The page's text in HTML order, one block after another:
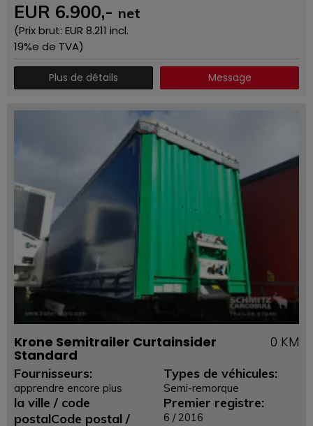
EUR 6.900,- net
(Prix ​​brut: EUR 8.211 incl.
19%e de TVA)
Plus de détails Message
Krone Semitrailer Curtainsider
Standard
0 KM
Fournisseurs:
apprendre encore plus
la ville / code
postalCode postal /
Types de véhicules:
Semi-remorque
Premier registre:
6 / 2016